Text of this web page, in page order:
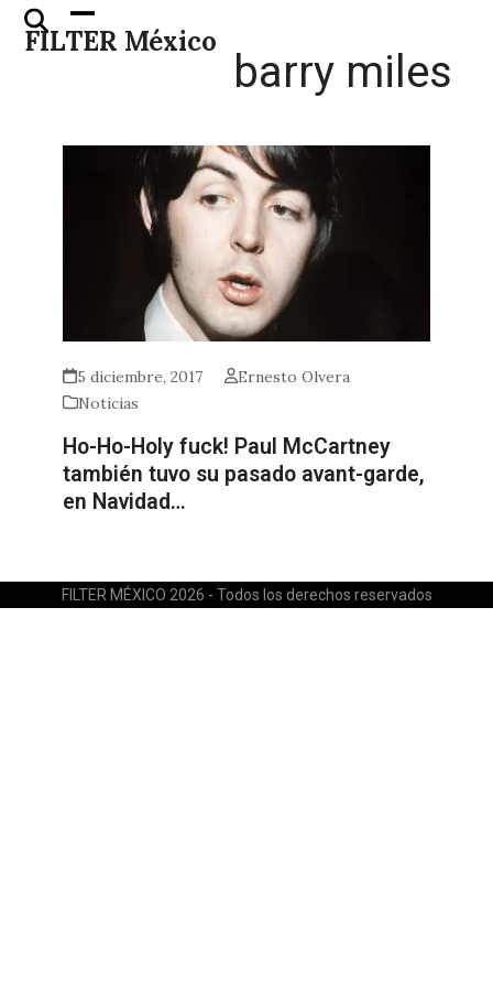
Skip
FILTER México
Open
mobile
Close
mobile
barry miles
5 diciembre, 2017
Ernesto Olvera
Noticias
Ho-Ho-Holy fuck! Paul McCartney
también tuvo su pasado avant-garde,
en Navidad…
FILTER MÉXICO 2026 - Todos los derechos reservados